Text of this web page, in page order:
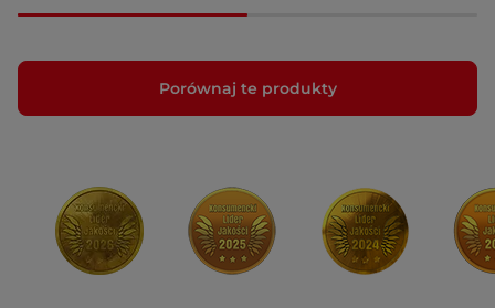
Porównaj te produkty